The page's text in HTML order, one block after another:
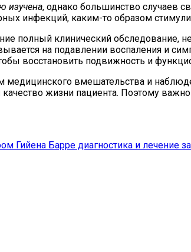
изучена, однако большинство случаев
инфекций, каким-то образом
полный клинический обследование,
на подавлении воспаления и
восстановить подвижность и
вмешательства и
жизни пациента. Поэтому
Гийена Барре диагностика и лечение